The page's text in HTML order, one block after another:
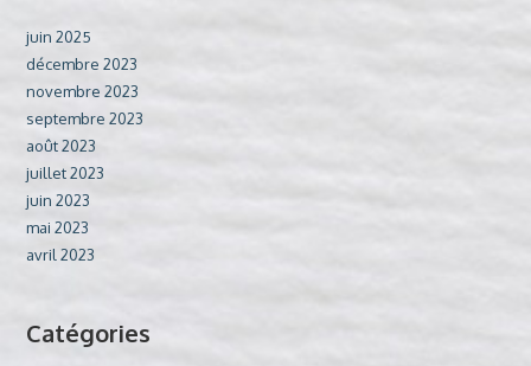
juin 2025
décembre 2023
novembre 2023
septembre 2023
août 2023
juillet 2023
juin 2023
mai 2023
avril 2023
Catégories